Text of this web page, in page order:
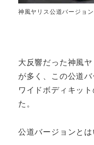
神風ヤリス公道バージョン
大反響だった神風
が多く、この公道
ワイドボディキッ
た。
公道バージョンと